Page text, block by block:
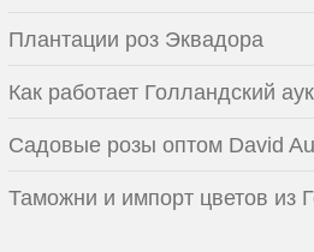
Плантации роз Эквадора
Как работает Голландский
Садовые розы оптом David
Таможни и импорт цветов из